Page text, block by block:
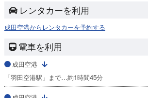
レンタカーを利用
成田空港からレンタカーを予約する
電車を利用
成田空港
「羽田空港駅」まで…約1時間45分